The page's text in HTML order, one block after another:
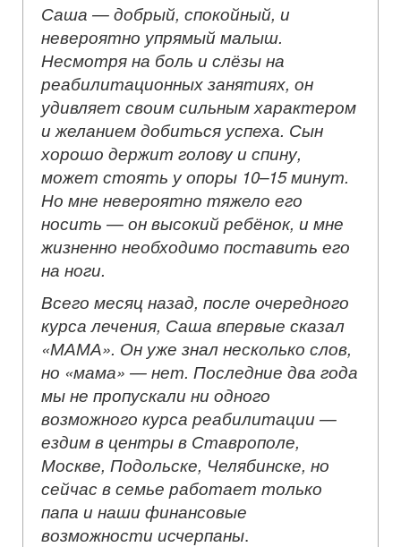
Саша — добрый, спокойный, и
невероятно упрямый малыш.
Несмотря на боль и слёзы на
реабилитационных занятиях, он
удивляет своим сильным характером
и желанием добиться успеха. Сын
хорошо держит голову и спину,
может стоять у опоры 10–15 минут.
Но мне невероятно тяжело его
носить — он высокий ребёнок, и мне
жизненно необходимо поставить его
на ноги.
Всего месяц назад, после очередного
курса лечения, Саша впервые сказал
«МАМА». Он уже знал несколько слов,
но «мама» — нет. Последние два года
мы не пропускали ни одного
возможного курса реабилитации —
ездим в центры в Ставрополе,
Москве, Подольске, Челябинске, но
сейчас в семье работает только
папа и наши финансовые
возможности исчерпаны.